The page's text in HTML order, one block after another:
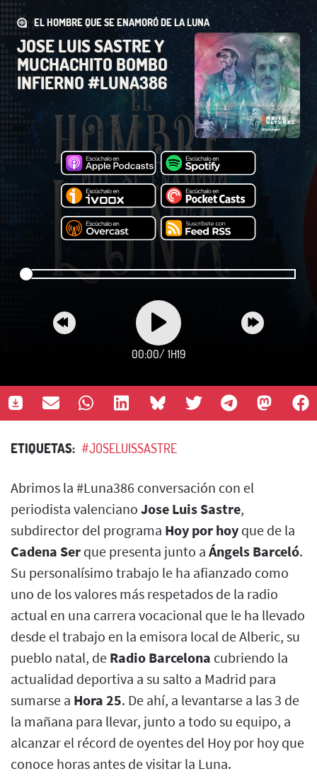
EL HOMBRE QUE SE ENAMORÓ DE LA LUNA
JOSE LUIS SASTRE Y
MUCHACHITO BOMBO
INFIERNO #LUNA386
00:00/ 1H19
ETIQUETAS: #JOSELUISSASTRE
Abrimos la #Luna386 conversación con el
periodista valenciano Jose Luis Sastre,
subdirector del programa Hoy por hoy que de la
Cadena Ser que presenta junto a Ángels Barceló.
Su personalísimo trabajo le ha afianzado como
uno de los valores más respetados de la radio
actual en una carrera vocacional que le ha llevado
desde el trabajo en la emisora local de Alberic, su
pueblo natal, de Radio Barcelona cubriendo la
actualidad deportiva a su salto a Madrid para
sumarse a Hora 25. De ahí, a levantarse a las 3 de
la mañana para llevar, junto a todo su equipo, a
alcanzar el récord de oyentes del Hoy por hoy que
conoce horas antes de visitar la Luna.